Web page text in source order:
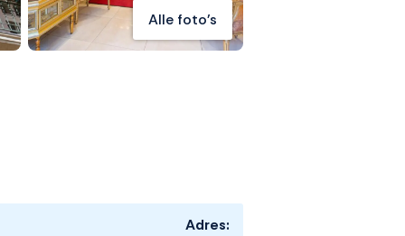
Alle foto's
Adres: